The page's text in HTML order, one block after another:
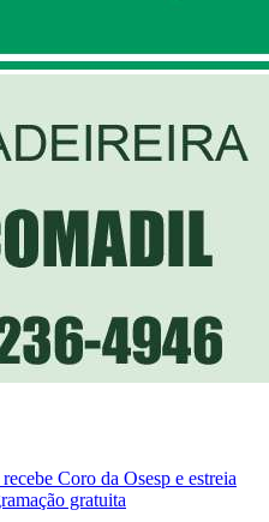
Coro da Osesp e estreia
gratuita